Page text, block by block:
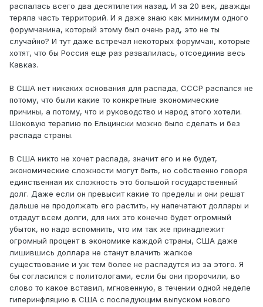
распалась всего два десятилетия назад. И за 20 век, дважды
теряла часть территорий. И я даже знаю как минимум одного
форумчанина, который этому был очень рад, это не ты
случайно? И тут даже встречал некоторых форумчан, которые
хотят, что бы Россия еще раз развалилась, отсоединив весь
Кавказ.
В США нет никаких основания для распада, СССР распался не
потому, что были какие то конкретные экономические
причины, а потому, что и руководство и народ этого хотели.
Шоковую терапию по Ельцински можно было сделать и без
распада страны.
В США никто не хочет распада, значит его и не будет,
экономические сложности могут быть, но собственно говоря
единственная их сложность это большой государственный
долг. Даже если он превысит какие то пределы и они решат
дальше не продолжать его растить, ну напечатают доллары и
отдадут всем долги, для них это конечно будет огромный
убыток, но надо вспомнить, что им так же принадлежит
огромный процент в экономике каждой страны, США даже
лишившись доллара не станут влачить жалкое
существование и уж тем более не распадутся из за этого. Я
бы согласился с политологами, если бы они пророчили, во
слово то какое вставил, мгновенную, в течении одной неделе
гиперинфляцию в США с последующим выпуском нового